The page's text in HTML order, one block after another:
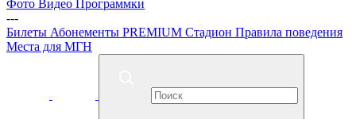
Фото Видео Программки
---
Билеты Абонементы PREMIUM Стадион Правила поведения
Места для МГН